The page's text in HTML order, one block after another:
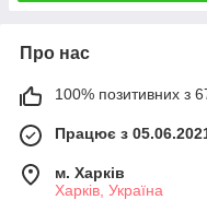
Про нас
100% позитивних з 67
Працює з
м. Харків
Харків, Україна